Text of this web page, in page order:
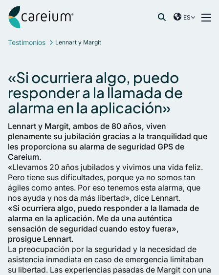
Ir al contenido
Careium Spain
ES
Netherlands
Norway
Spain
United Kingdom
Buscar:
Testimonios Lennart y Margit
«Si ocurriera algo, puedo
responder a la llamada de
alarma en la aplicación»
Lennart y Margit, ambos de 80 años, viven
plenamente su jubilación gracias a la tranquilidad que
les proporciona su alarma de seguridad GPS de
Careium.
«Llevamos 20 años jubilados y vivimos una vida feliz.
Pero tiene sus dificultades, porque ya no somos tan
ágiles como antes. Por eso tenemos esta alarma, que
nos ayuda y nos da más libertad», dice Lennart.
«Si ocurriera algo, puedo responder a la llamada de
alarma en la aplicación. Me da una auténtica
sensación de seguridad cuando estoy fuera»,
prosigue Lennart.
La preocupación por la seguridad y la necesidad de
asistencia inmediata en caso de emergencia limitaban
su libertad. Las experiencias pasadas de Margit con una